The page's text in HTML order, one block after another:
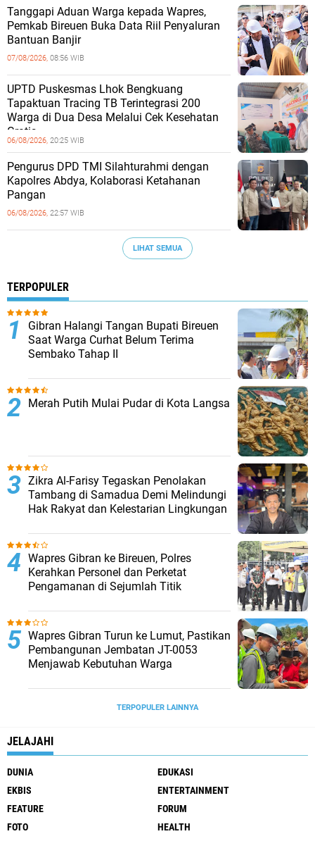
Tanggapi Aduan Warga kepada Wapres,
Pemkab Bireuen Buka Data Riil Penyaluran
Bantuan Banjir
07/08/2026, 08:56 WIB
UPTD Puskesmas Lhok Bengkuang
Tapaktuan ‎Tracing TB Terintegrasi 200
Warga di Dua Desa Melalui Cek Kesehatan
Gratis
06/08/2026, 20:25 WIB
Pengurus DPD TMI Silahturahmi dengan
Kapolres Abdya, Kolaborasi Ketahanan
Pangan
06/08/2026, 22:57 WIB
LIHAT SEMUA
TERPOPULER
Gibran Halangi Tangan Bupati Bireuen
Saat Warga Curhat Belum Terima
Sembako Tahap II
Merah Putih Mulai Pudar di Kota Langsa
Zikra Al-Farisy Tegaskan Penolakan
Tambang di Samadua Demi Melindungi
Hak Rakyat dan Kelestarian Lingkungan
Wapres Gibran ke Bireuen, Polres
Kerahkan Personel dan Perketat
Pengamanan di Sejumlah Titik
Wapres Gibran Turun ke Lumut, Pastikan
Pembangunan Jembatan JT-0053
Menjawab Kebutuhan Warga
TERPOPULER LAINNYA
JELAJAHI
DUNIA
EDUKASI
EKBIS
ENTERTAINMENT
FEATURE
FORUM
FOTO
HEALTH